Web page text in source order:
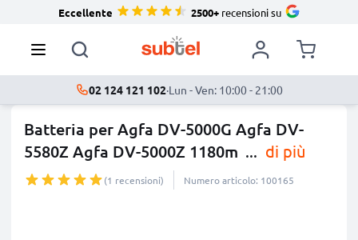
Eccellente 2500+recensioni su
02 124 121 102·Lun - Ven: 10:00 - 21:00
Batteria per Agfa DV-5000G Agfa DV-
5580Z Agfa DV-5000Z 1180m ... di più
(1 recensioni) Numero articolo: 100165